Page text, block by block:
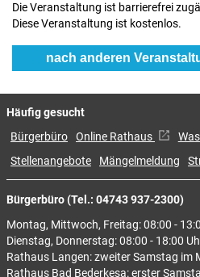
Die Veranstaltung ist barrierefrei
Diese Veranstaltung ist kostenlos.
nach anderen
Bürgerbüro (Tel.: 04743 937-2300)
Montag, Mittwoch, Freitag: 08:00 -
Dienstag, Donnerstag: 08:00 - 18:00
Rathaus Langen: zweiter Samstag im
Rathaus Bad Bederkesa: erster
Häufig gesucht
Bürgerbüro Online Rathaus
Stellenangebote
Mängelmeldung